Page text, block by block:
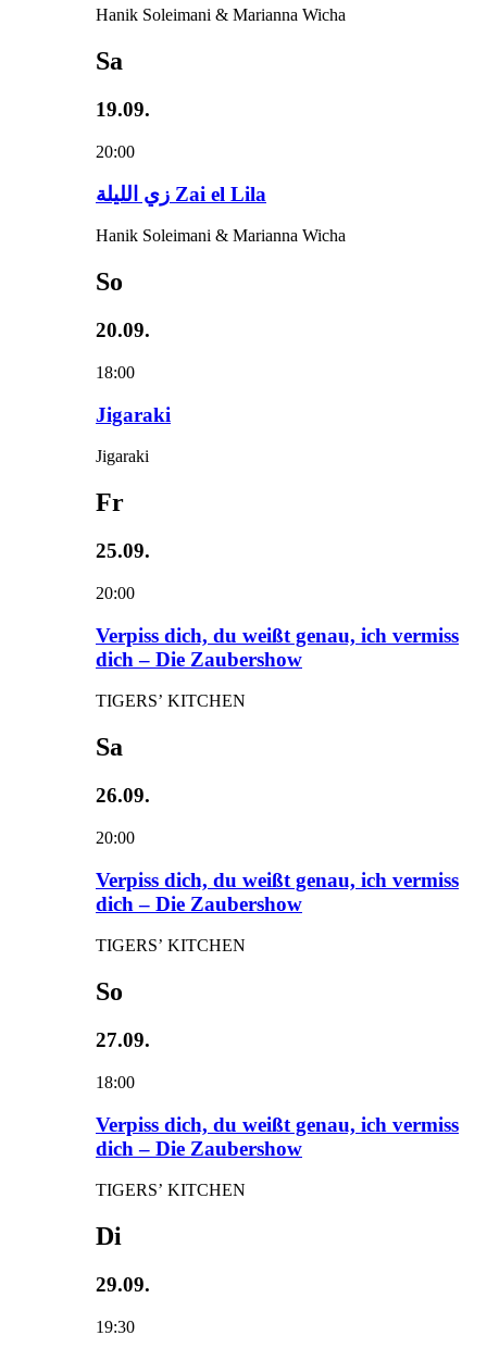
Hanik Soleimani & Marianna Wicha
Sa
19.09.
20:00
زي‌ اللیلة Zai el Lila
Hanik Soleimani & Marianna Wicha
So
20.09.
18:00
Jigaraki
Jigaraki
Fr
25.09.
20:00
Verpiss dich, du weißt genau, ich vermiss
dich – Die Zaubershow
TIGERS’ KITCHEN
Sa
26.09.
20:00
Verpiss dich, du weißt genau, ich vermiss
dich – Die Zaubershow
TIGERS’ KITCHEN
So
27.09.
18:00
Verpiss dich, du weißt genau, ich vermiss
dich – Die Zaubershow
TIGERS’ KITCHEN
Di
29.09.
19:30